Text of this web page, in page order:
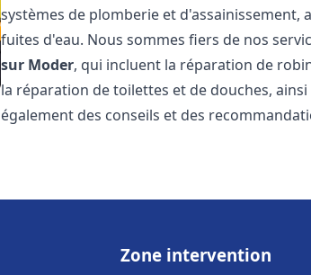
systèmes de plomberie et
fuites d'eau. Nous sommes fiers de nos
sur Moder, qui incluent la réparation de
la réparation de toilettes et de douches,
également des conseils et des
Zone intervention